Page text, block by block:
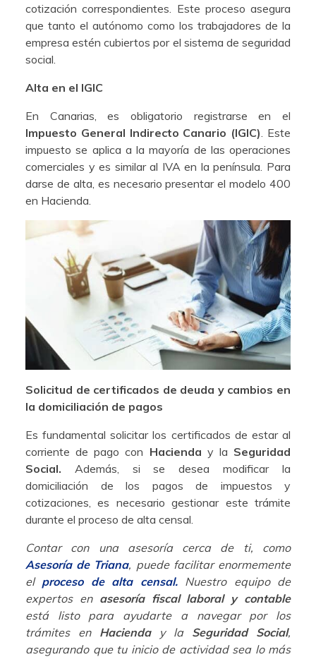
cotización correspondientes. Este proceso asegura
que tanto el autónomo como los trabajadores de la
empresa estén cubiertos por el sistema de seguridad
social.
Alta en el IGIC
En Canarias, es obligatorio registrarse en el
Impuesto General Indirecto Canario (IGIC). Este
impuesto se aplica a la mayoría de las operaciones
comerciales y es similar al IVA en la península. Para
darse de alta, es necesario presentar el modelo 400
en Hacienda.
Solicitud de certificados de deuda y cambios en
la domiciliación de pagos
Es fundamental solicitar los certificados de estar al
corriente de pago con Hacienda y la Seguridad
Social. Además, si se desea modificar la
domiciliación de los pagos de impuestos y
cotizaciones, es necesario gestionar este trámite
durante el proceso de alta censal.
Contar con una asesoría cerca de ti, como
Asesoría de Triana, puede facilitar enormemente
elproceso de alta censal.Nuestro equipo de
expertos en asesoría fiscal laboral y contable
está listo para ayudarte a navegar por los
trámites en Hacienda y la Seguridad Social,
asegurando que tu inicio de actividad sea lo más